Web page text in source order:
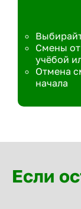
Смены
учёбой
Отмена
начала
Если